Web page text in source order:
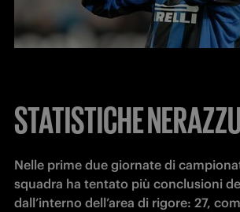
STATISTICHE
Nelle prime due giornate di
squadra ha tentato più conclusioni
dall’interno dell’area di rigore: 27,